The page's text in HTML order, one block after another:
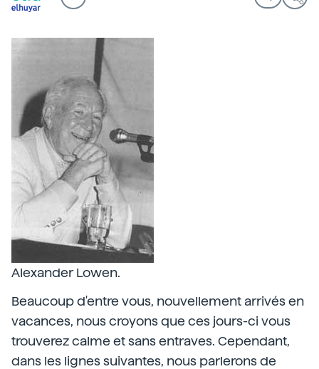
Alexander Lowen.
Beaucoup d'entre vous, nouvellement arrivés en
vacances, nous croyons que ces jours-ci vous
trouverez calme et sans entraves. Cependant,
dans les lignes suivantes, nous parlerons de